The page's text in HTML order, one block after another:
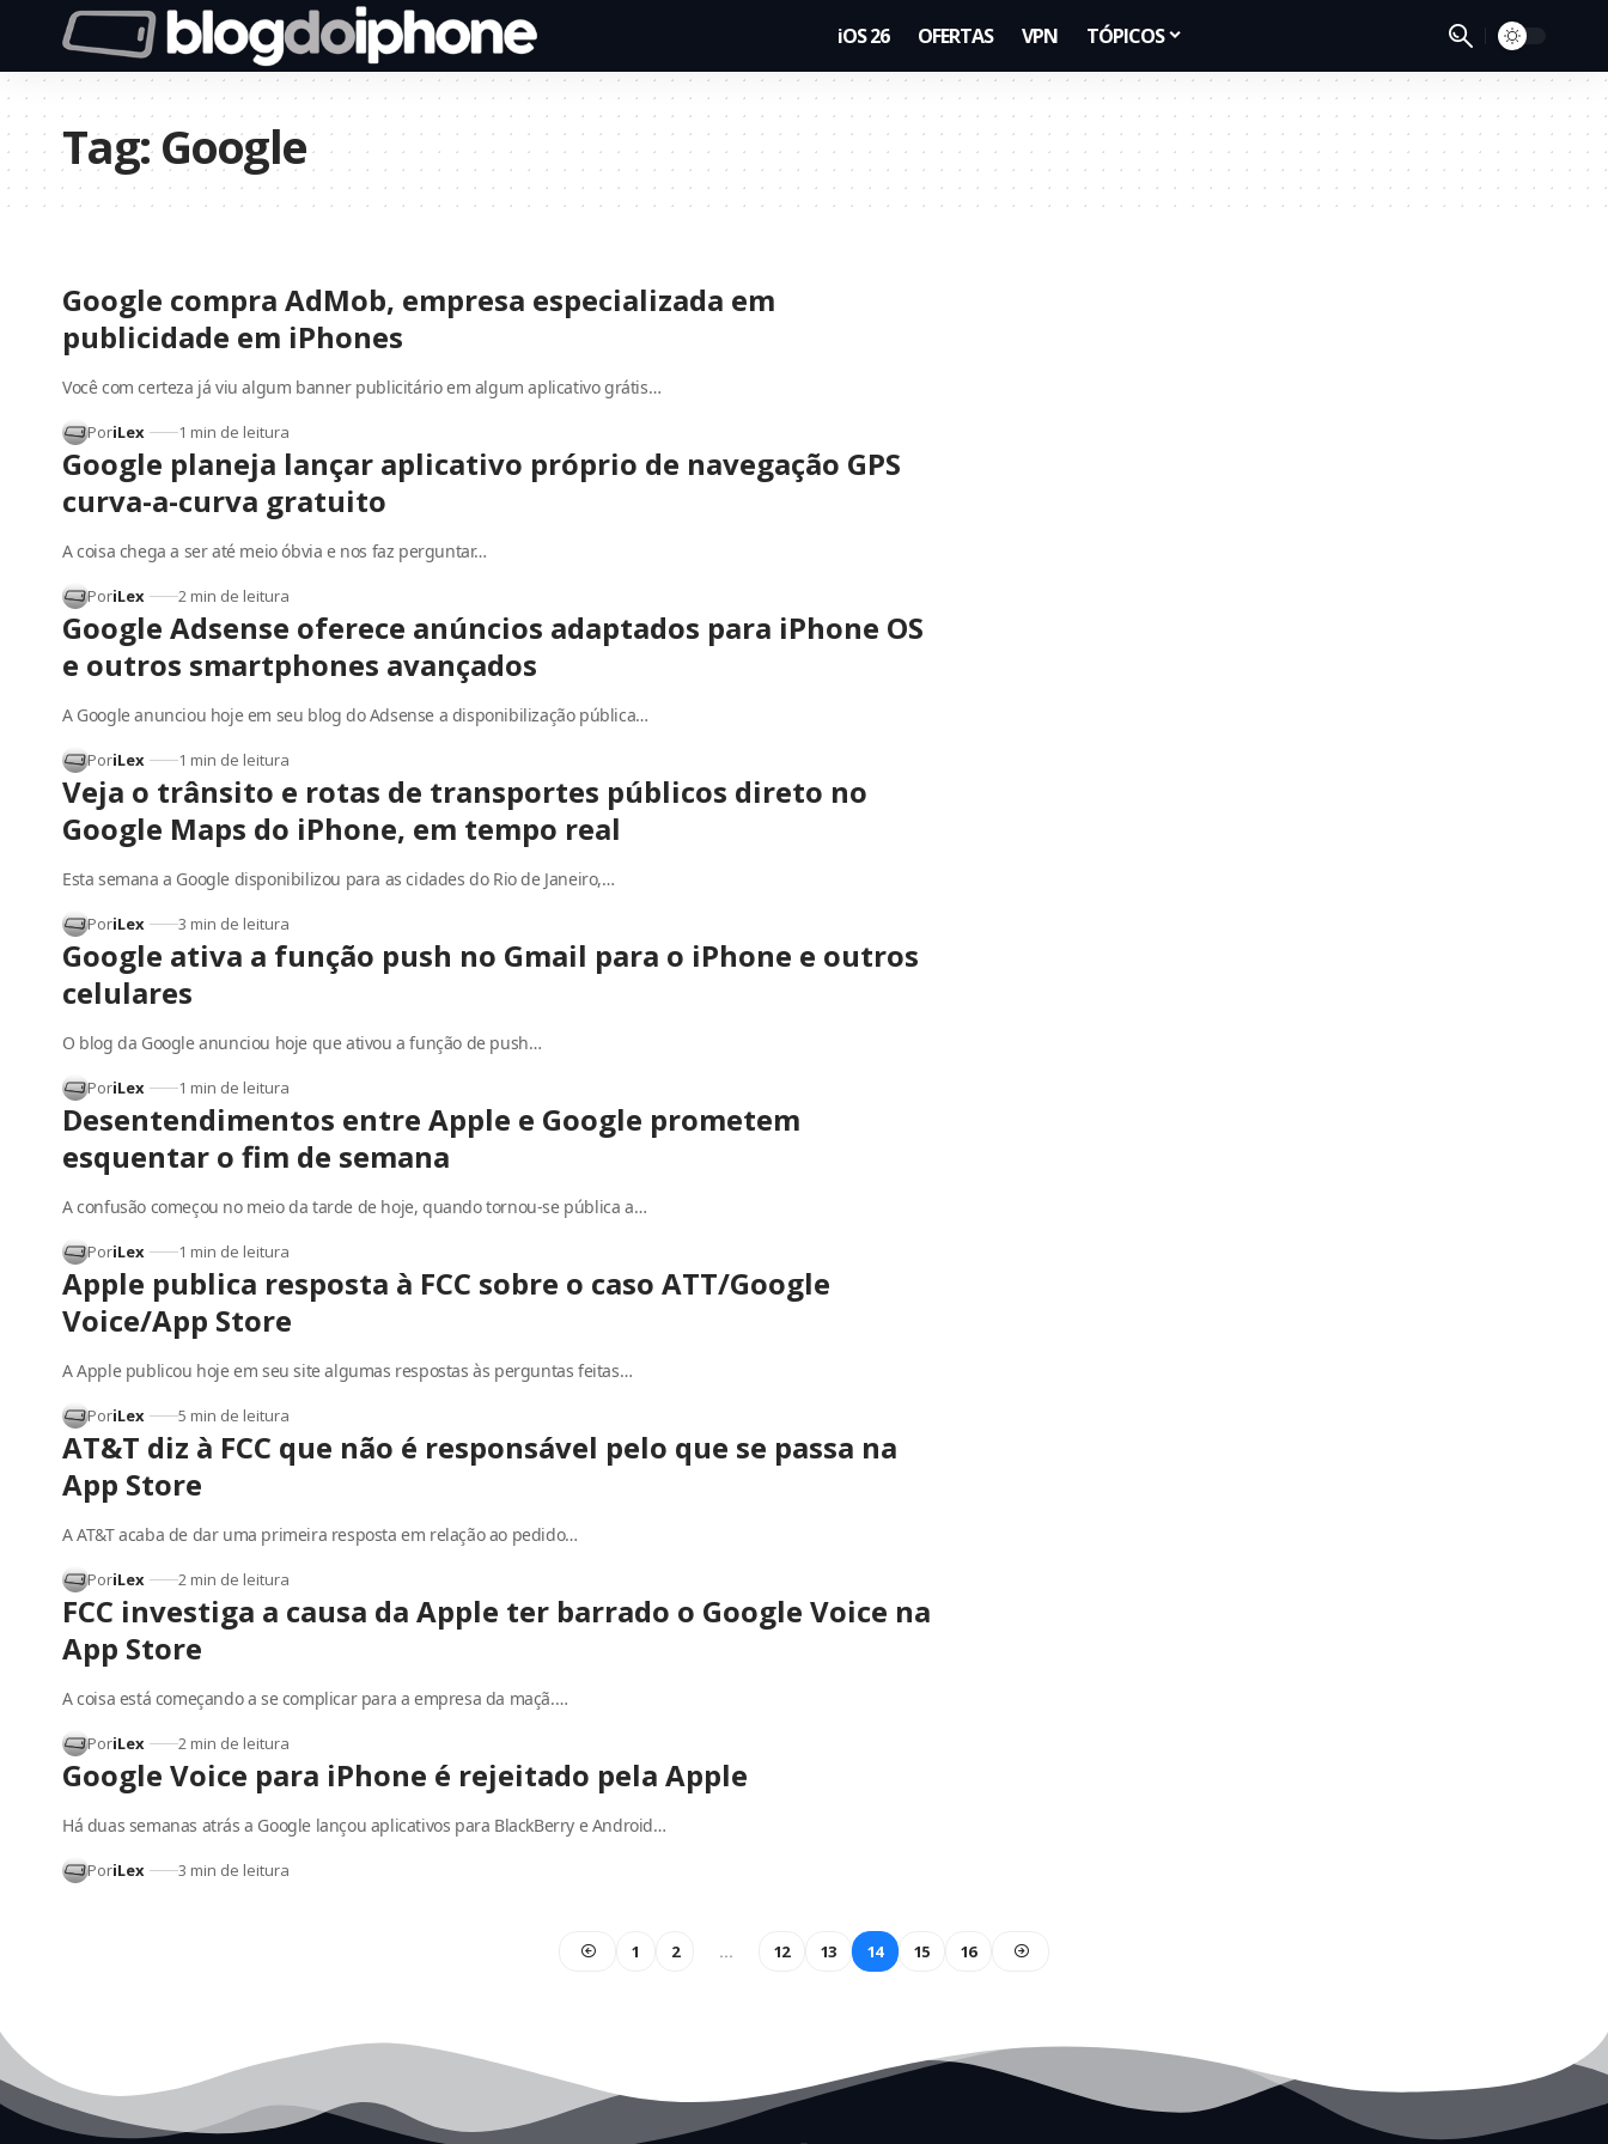
iOS 26 OFERTAS VPN TÓPICOS
Tag:Google
Google compra AdMob, empresa especializada em
publicidade em iPhones
Você com certeza já viu algum banner publicitário em algum aplicativo grátis…
PoriLex 1 min de leitura
Google planeja lançar aplicativo próprio de navegação GPS
curva-a-curva gratuito
A coisa chega a ser até meio óbvia e nos faz perguntar…
PoriLex 2 min de leitura
Google Adsense oferece anúncios adaptados para iPhone OS
e outros smartphones avançados
A Google anunciou hoje em seu blog do Adsense a disponibilização pública…
PoriLex 1 min de leitura
Veja o trânsito e rotas de transportes públicos direto no
Google Maps do iPhone, em tempo real
Esta semana a Google disponibilizou para as cidades do Rio de Janeiro,…
PoriLex 3 min de leitura
Google ativa a função push no Gmail para o iPhone e outros
celulares
O blog da Google anunciou hoje que ativou a função de push…
PoriLex 1 min de leitura
Desentendimentos entre Apple e Google prometem
esquentar o fim de semana
A confusão começou no meio da tarde de hoje, quando tornou-se pública a…
PoriLex 1 min de leitura
Apple publica resposta à FCC sobre o caso ATT/Google
Voice/App Store
A Apple publicou hoje em seu site algumas respostas às perguntas feitas…
PoriLex 5 min de leitura
AT&T diz à FCC que não é responsável pelo que se passa na
App Store
A AT&T acaba de dar uma primeira resposta em relação ao pedido…
PoriLex 2 min de leitura
FCC investiga a causa da Apple ter barrado o Google Voice na
App Store
A coisa está começando a se complicar para a empresa da maçã.…
PoriLex 2 min de leitura
Google Voice para iPhone é rejeitado pela Apple
Há duas semanas atrás a Google lançou aplicativos para BlackBerry e Android…
PoriLex 3 min de leitura
1 2 … 12 13 14 15 16